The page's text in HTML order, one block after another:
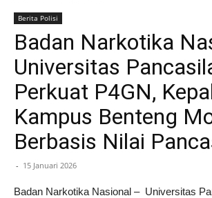
Berita Polisi
Badan Narkotika
Universitas
Perkuat P4GN,
Kampus Benteng
Berbasis Nilai
- 15 Januari 2026
Badan Narkotika Nasional – Universitas